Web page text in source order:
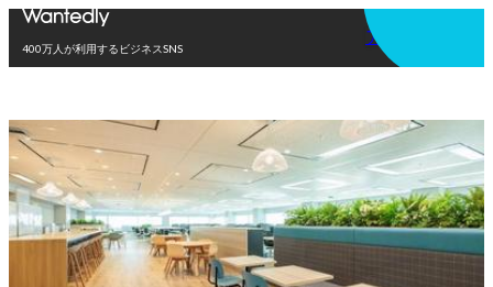
400万人が利用するビジネスSNS
アプリを使う